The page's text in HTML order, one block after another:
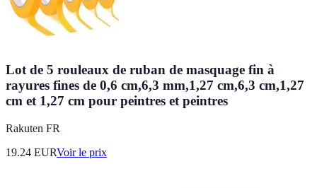
Lot de 5 rouleaux de ruban de masquage fin à
rayures fines de 0,6 cm,6,3 mm,1,27 cm,6,3 cm,1,27
cm et 1,27 cm pour peintres et peintres
Rakuten FR
19.24 EURVoir le prix